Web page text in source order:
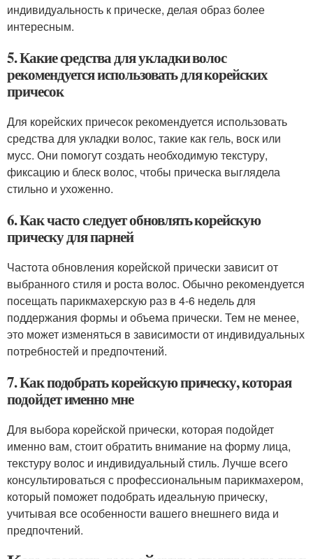
индивидуальность к прическе, делая образ более
интересным.
5. Какие средства для укладки волос
рекомендуется использовать для корейских
причесок
Для корейских причесок рекомендуется использовать
средства для укладки волос, такие как гель, воск или
мусс. Они помогут создать необходимую текстуру,
фиксацию и блеск волос, чтобы прическа выглядела
стильно и ухоженно.
6. Как часто следует обновлять корейскую
прическу для парней
Частота обновления корейской прически зависит от
выбранного стиля и роста волос. Обычно рекомендуется
посещать парикмахерскую раз в 4-6 недель для
поддержания формы и объема прически. Тем не менее,
это может изменяться в зависимости от индивидуальных
потребностей и предпочтений.
7. Как подобрать корейскую прическу, которая
подойдет именно мне
Для выбора корейской прически, которая подойдет
именно вам, стоит обратить внимание на форму лица,
текстуру волос и индивидуальный стиль. Лучше всего
консультироваться с профессиональным парикмахером,
который поможет подобрать идеальную прическу,
учитывая все особенности вашего внешнего вида и
предпочтений.